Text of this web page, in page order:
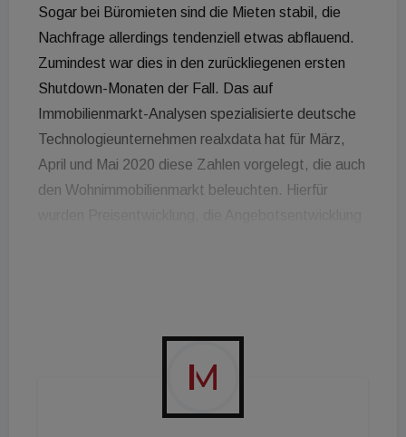
Sogar bei Büromieten sind die Mieten stabil, die
Nachfrage allerdings tendenziell etwas abflauend.
Zumindest war dies in den zurückliegenen ersten
Shutdown-Monaten der Fall. Das auf
Immobilienmarkt-Analysen spezialisierte deutsche
Technologieunternehmen realxdata hat für März,
April und Mai 2020 diese Zahlen vorgelegt, die auch
den Wohnimmobilienmarkt beleuchten. Hierfür
zulässig. Die Mietpreisentwicklung für
Wohnimmobilien blieb auch im Mai stabil. Es kann
kein direkter Einfluss der Corona-Pandemie
festgestellt werden. Auch wenn der April verglichen